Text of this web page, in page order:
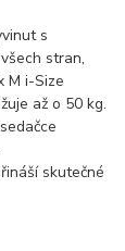
s
stran,
M i-Size
až o 50 kg.
skutečné